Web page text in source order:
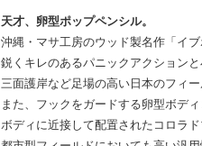
天才、卵型ポップペンシル。
沖縄・マサ工房のウッド製名作「イ
鋭くキレのあるパニックアクション
三面護岸など足場の高い日本のフィ
また、フックをガードする卵型ボデ
ボディに近接して配置されたコロラ